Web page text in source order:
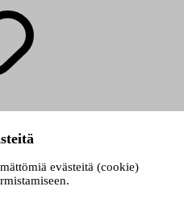
evästeitä (cookie)